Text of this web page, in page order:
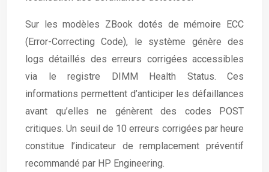
Sur les modèles ZBook dotés de mémoire ECC
(Error-Correcting Code), le système génère des
logs détaillés des erreurs corrigées accessibles
via le registre DIMM Health Status. Ces
informations permettent d’anticiper les défaillances
avant qu’elles ne génèrent des codes POST
critiques. Un seuil de 10 erreurs corrigées par heure
constitue l’indicateur de remplacement préventif
recommandé par HP Engineering.